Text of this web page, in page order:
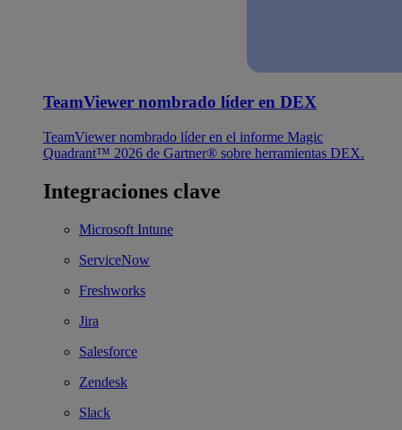
TeamViewer nombrado líder en DEX
TeamViewer nombrado líder en el informe Magic
Quadrant™ 2026 de Gartner® sobre herramientas DEX.
Integraciones clave
Microsoft Intune
ServiceNow
Freshworks
Jira
Salesforce
Zendesk
Slack